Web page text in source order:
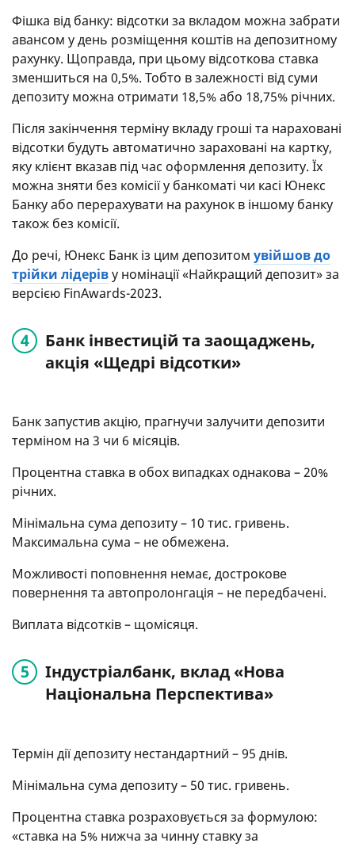
Фішка від банку: відсотки за вкладом можна забрати
авансом у день розміщення коштів на депозитному
рахунку. Щоправда, при цьому відсоткова ставка
зменшиться на 0,5%. Тобто в залежності від суми
депозиту можна отримати 18,5% або 18,75% річних.
Після закінчення терміну вкладу гроші та нараховані
відсотки будуть автоматично зараховані на картку,
яку клієнт вказав під час оформлення депозиту. Їх
можна зняти без комісії у банкоматі чи касі Юнекс
Банку або перерахувати на рахунок в іншому банку
також без комісії.
До речі, Юнекс Банк із цим депозитом увійшов до
трійки лідеріву номінації «Найкращий депозит» за
версією FinAwards-2023.
Банк інвестицій та заощаджень,
акція «Щедрі відсотки»
Банк запустив акцію, прагнучи залучити депозити
терміном на 3 чи 6 місяців.
Процентна ставка в обох випадках однакова – 20%
річних.
Мінімальна сума депозиту – 10 тис. гривень.
Максимальна сума – не обмежена.
Можливості поповнення немає, дострокове
повернення та автопролонгація – не передбачені.
Виплата відсотків – щомісяця.
Індустріалбанк, вклад «Нова
Національна Перспектива»
Термін дії депозиту нестандартний – 95 днів.
Мінімальна сума депозиту – 50 тис. гривень.
Процентна ставка розраховується за формулою:
«ставка на 5% нижча за чинну ставку за